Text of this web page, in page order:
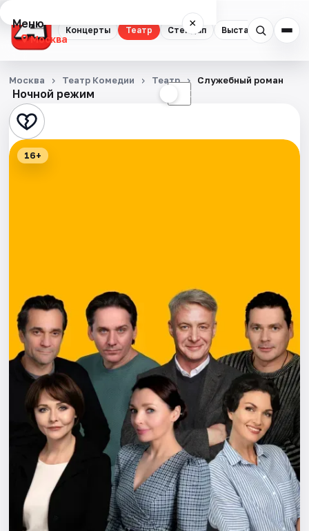
Концерты Театр Стендап Выставки
Меню ×
Москва
Концерты
Театр
Стендап
События
Города
Площадки
Артисты
Рейтинги
Ночной режим ☾
Москва Театр Комедии Театр Служебный роман
16+